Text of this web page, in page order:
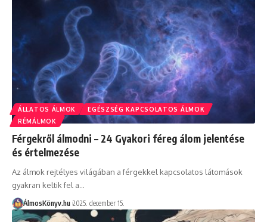
ÁLLATOS ÁLMOK
EGÉSZSÉG KAPCSOLATOS ÁLMOK
RÉMÁLMOK
Férgekről álmodni – 24 Gyakori féreg álom jelentése
és értelmezése
Az álmok rejtélyes világában a férgekkel kapcsolatos látomások
gyakran keltik fel a…
ÁlmosKönyv.hu 2025. december 15.